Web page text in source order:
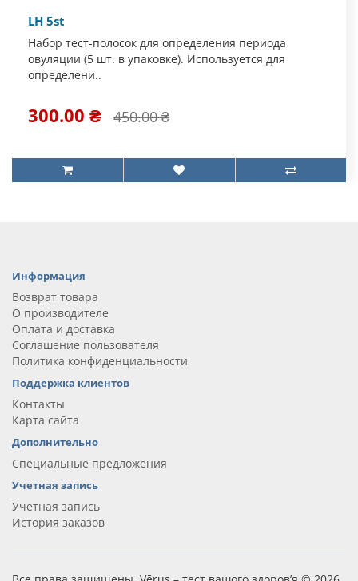
LH 5st
Набор тест-полосок для определения периода
овуляции (5 шт. в упаковке). Используется для
определени..
300.00 ₴ 450.00 ₴
Информация
Возврат товара
О производителе
Оплата и доставка
Соглашение пользователя
Политика конфиденциальности
Поддержка клиентов
Контакты
Карта сайта
Дополнительно
Специальные предложения
Учетная запись
Учетная запись
История заказов